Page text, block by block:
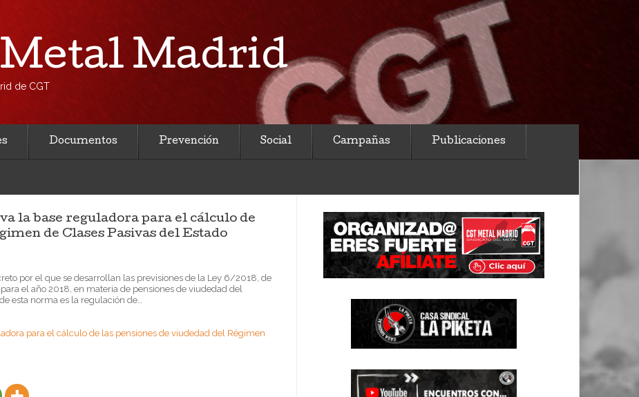
Madrid
de CGT
Documentos Prevención Social Campañas Publicaciones
la base reguladora para el cálculo de
de Clases Pasivas del Estado
por el que se desarrollan las previsiones de la Ley 6/2018, de
el año 2018, en materia de pensiones de viudedad del
esta norma es la regulación de…
para el cálculo de las pensiones de viudedad del Régimen